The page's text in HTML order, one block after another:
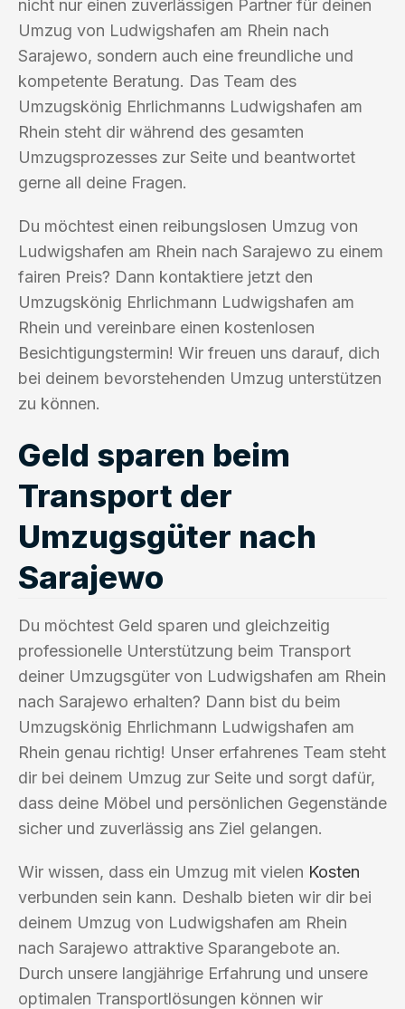
nicht nur einen zuverlässigen Partner für deinen
Umzug von Ludwigshafen am Rhein nach
Sarajewo, sondern auch eine freundliche und
kompetente Beratung. Das Team des
Umzugskönig Ehrlichmanns Ludwigshafen am
Rhein steht dir während des gesamten
Umzugsprozesses zur Seite und beantwortet
gerne all deine Fragen.
Du möchtest einen reibungslosen Umzug von
Ludwigshafen am Rhein nach Sarajewo zu einem
fairen Preis? Dann kontaktiere jetzt den
Umzugskönig Ehrlichmann Ludwigshafen am
Rhein und vereinbare einen kostenlosen
Besichtigungstermin! Wir freuen uns darauf, dich
bei deinem bevorstehenden Umzug unterstützen
zu können.
Geld sparen beim
Transport der
Umzugsgüter nach
Sarajewo
Du möchtest Geld sparen und gleichzeitig
professionelle Unterstützung beim Transport
deiner Umzugsgüter von Ludwigshafen am Rhein
nach Sarajewo erhalten? Dann bist du beim
Umzugskönig Ehrlichmann Ludwigshafen am
Rhein genau richtig! Unser erfahrenes Team steht
dir bei deinem Umzug zur Seite und sorgt dafür,
dass deine Möbel und persönlichen Gegenstände
sicher und zuverlässig ans Ziel gelangen.
Wir wissen, dass ein Umzug mit vielen Kosten
verbunden sein kann. Deshalb bieten wir dir bei
deinem Umzug von Ludwigshafen am Rhein
nach Sarajewo attraktive Sparangebote an.
Durch unsere langjährige Erfahrung und unsere
optimalen Transportlösungen können wir